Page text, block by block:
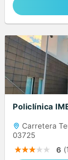
Policlínica
Carretera
03725
6